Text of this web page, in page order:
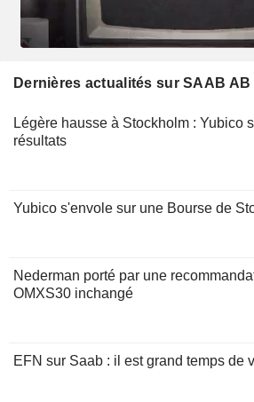
Dernières actualités sur SAAB AB
Légère hausse à Stockholm : Yubico
résultats
Yubico s'envole sur une Bourse de
Nederman porté par une
OMXS30 inchangé
EFN sur Saab : il est grand temps de